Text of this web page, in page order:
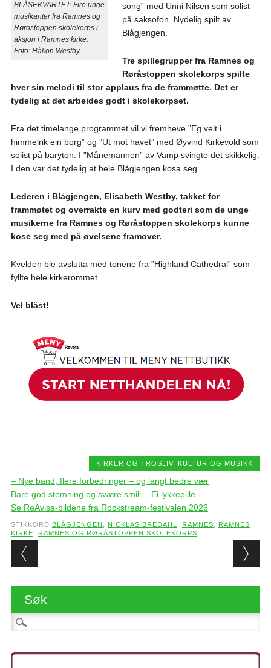
BLÅSEKVARTET: Fire unge
musikanter fra Ramnes og
Rørostoppen skolekorps i
aksjon i Ramnes kirke.
Foto: Håkon Westby.
song” med Unni Nilsen som solist
på saksofon. Nydelig spilt av
Blågjengen.
Tre spillegrupper fra Ramnes og
Røråstoppen skolekorps spilte
hver sin melodi til stor applaus fra de frammøtte. Det er
tydelig at det arbeides godt i skolekorpset.
Fra det timelange programmet vil vi fremheve ”Eg veit i
himmelrik ein borg” og ”Ut mot havet” med Øyvind Kirkevold som
solist på baryton. I ”Månemannen” av Vamp svingte det skikkelig.
I den var det tydelig at hele Blågjengen kosa seg.
Lederen i Blågjengen, Elisabeth Westby, takket for
frammøtet og overrakte en kurv med godteri som de unge
musikerne fra Ramnes og Røråstoppen skolekorps kunne
kose seg med på øvelsene framover.
Kvelden ble avslutta med tonene fra ”Highland Cathedral” som
fyllte hele kirkerommet.
Vel blåst!
KIRKER OG TROSLIV KULTUR OG MUSIKK
– Nye band, flere forbedringer – og langt bedre vær
Bare god stemning og svære smil: – Ei lykkepille
Se ReAvisa-bildene fra Rockstream-festivalen 2026
STIKKORD BLÅGJENGEN NICKLAS BREDAHL RAMNES
RAMNES
KIRKE
RAMNES OG RØRÅSTOPPEN SKOLEKORPS
Post navigation
Søk
Søk etter: